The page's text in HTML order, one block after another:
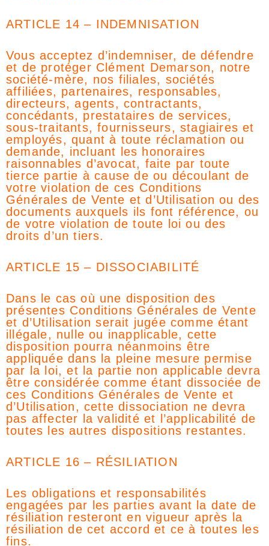
ARTICLE 14 – INDEMNISATION
Vous acceptez d’indemniser, de défendre
et de protéger Clément Demarson, notre
société-mère, nos filiales, sociétés
affiliées, partenaires, responsables,
directeurs, agents, contractants,
concédants, prestataires de services,
sous-traitants, fournisseurs, stagiaires et
employés, quant à toute réclamation ou
demande, incluant les honoraires
raisonnables d’avocat, faite par toute
tierce partie à cause de ou découlant de
votre violation de ces Conditions
Générales de Vente et d’Utilisation ou des
documents auxquels ils font référence, ou
de votre violation de toute loi ou des
droits d’un tiers.
ARTICLE 15 – DISSOCIABILITÉ
Dans le cas où une disposition des
présentes Conditions Générales de Vente
et d’Utilisation serait jugée comme étant
illégale, nulle ou inapplicable, cette
disposition pourra néanmoins être
appliquée dans la pleine mesure permise
par la loi, et la partie non applicable devra
être considérée comme étant dissociée de
ces Conditions Générales de Vente et
d’Utilisation, cette dissociation ne devra
pas affecter la validité et l’applicabilité de
toutes les autres dispositions restantes.
ARTICLE 16 – RÉSILIATION
Les obligations et responsabilités
engagées par les parties avant la date de
résiliation resteront en vigueur après la
résiliation de cet accord et ce à toutes les
fins.